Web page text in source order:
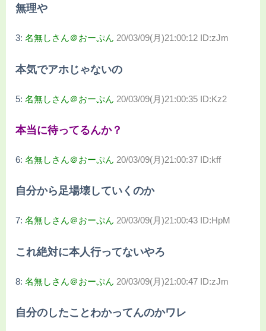
無理や
3: 名無しさん＠おーぷん 20/03/09(月)21:00:12 ID:zJm
本気でアホじゃないの
5: 名無しさん＠おーぷん 20/03/09(月)21:00:35 ID:Kz2
本当に待ってるんか？
6: 名無しさん＠おーぷん 20/03/09(月)21:00:37 ID:kff
自分から足場壊していくのか
7: 名無しさん＠おーぷん 20/03/09(月)21:00:43 ID:HpM
これ絶対に本人行ってないやろ
8: 名無しさん＠おーぷん 20/03/09(月)21:00:47 ID:zJm
自分のしたことわかってんのかワレ